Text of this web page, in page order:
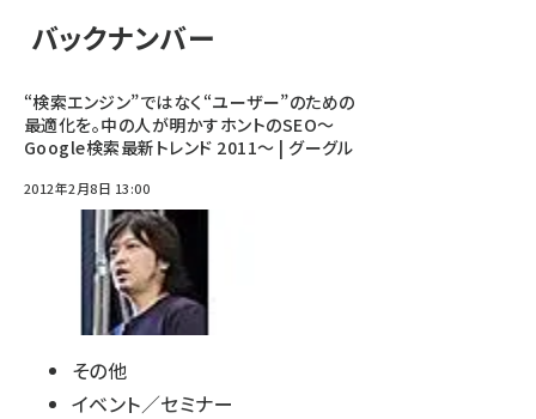
バックナンバー
“検索エンジン”ではなく“ユーザー”のための
最適化を。中の人が明かすホントのSEO～
Google検索最新トレンド 2011～ | グーグル
2012年2月8日 13:00
その他
イベント／セミナー